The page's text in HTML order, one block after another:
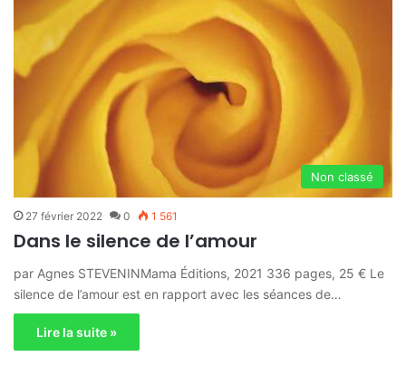
Non classé
27 février 2022 0 1 561
Dans le silence de l’amour
par Agnes STEVENINMama Éditions, 2021 336 pages, 25 € Le
silence de l’amour est en rapport avec les séances de…
Lire la suite »